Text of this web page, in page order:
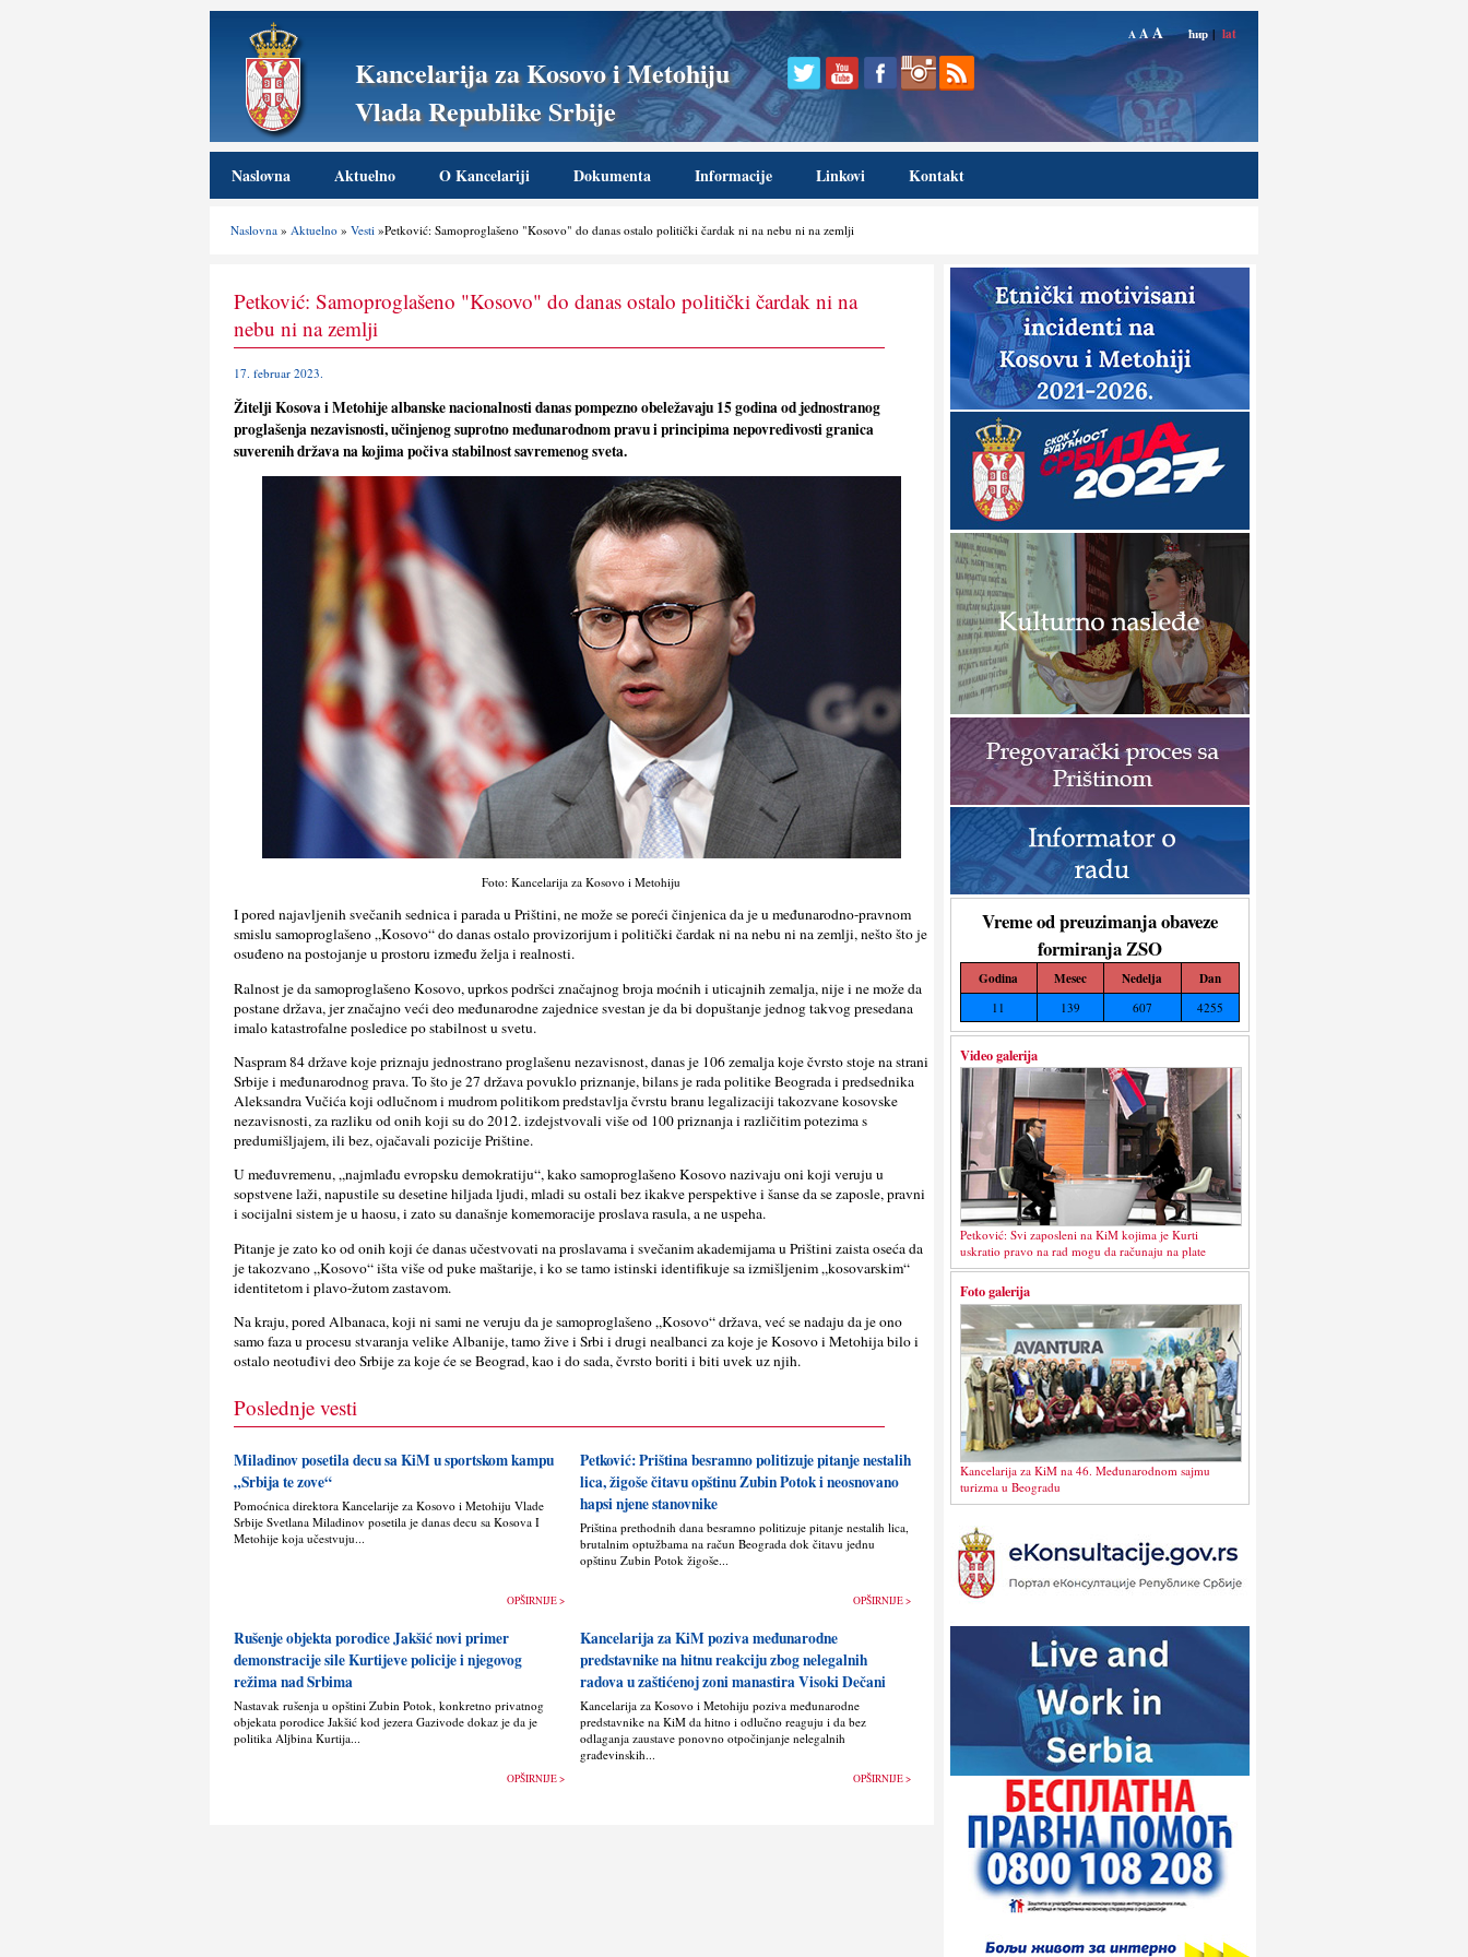
Kancelarija za Kosovo i Metohiju
Vlada Republike Srbije
A AA ћир | lat
Naslovna Aktuelno O Kancelariji Dokumenta Informacije Linkovi Kontakt
Naslovna »Aktuelno »Vesti »Petković: Samoproglašeno "Kosovo" do danas ostalo politički čardak ni na nebu ni na zemlji
Vreme od preuzimanja obaveze
formiranja ZSO
Godina Mesec Nedelja Dan
11 139 607 4255
Video galerija
Petković: Svi zaposleni na KiM kojima je Kurti
uskratio pravo na rad mogu da računaju na plate
Foto galerija
Kancelarija za KiM na 46. Međunarodnom sajmu
turizma u Beogradu
Petković: Samoproglašeno "Kosovo" do danas ostalo politički čardak ni na
nebu ni na zemlji
17. februar 2023.
Žitelji Kosova i Metohije albanske nacionalnosti danas pompezno obeležavaju 15 godina od jednostranog
proglašenja nezavisnosti, učinjenog suprotno međunarodnom pravu i principima nepovredivosti granica
suverenih država na kojima počiva stabilnost savremenog sveta.
Foto: Kancelarija za Kosovo i Metohiju
I pored najavljenih svečanih sednica i parada u Prištini, ne može se poreći činjenica da je u međunarodno-pravnom
smislu samoproglašeno „Kosovo“ do danas ostalo provizorijum i politički čardak ni na nebu ni na zemlji, nešto što je
osuđeno na postojanje u prostoru između želja i realnosti.
Ralnost je da samoproglašeno Kosovo, uprkos podršci značajnog broja moćnih i uticajnih zemalja, nije i ne može da
postane država, jer značajno veći deo međunarodne zajednice svestan je da bi dopuštanje jednog takvog presedana
imalo katastrofalne posledice po stabilnost u svetu.
Naspram 84 države koje priznaju jednostrano proglašenu nezavisnost, danas je 106 zemalja koje čvrsto stoje na strani
Srbije i međunarodnog prava. To što je 27 država povuklo priznanje, bilans je rada politike Beograda i predsednika
Aleksandra Vučića koji odlučnom i mudrom politikom predstavlja čvrstu branu legalizaciji takozvane kosovske
nezavisnosti, za razliku od onih koji su do 2012. izdejstvovali više od 100 priznanja i različitim potezima s
predumišljajem, ili bez, ojačavali pozicije Prištine.
U međuvremenu, „najmlađu evropsku demokratiju“, kako samoproglašeno Kosovo nazivaju oni koji veruju u
sopstvene laži, napustile su desetine hiljada ljudi, mladi su ostali bez ikakve perspektive i šanse da se zaposle, pravni
i socijalni sistem je u haosu, i zato su današnje komemoracije proslava rasula, a ne uspeha.
Pitanje je zato ko od onih koji će danas učestvovati na proslavama i svečanim akademijama u Prištini zaista oseća da
je takozvano „Kosovo“ išta više od puke maštarije, i ko se tamo istinski identifikuje sa izmišljenim „kosovarskim“
identitetom i plavo-žutom zastavom.
Na kraju, pored Albanaca, koji ni sami ne veruju da je samoproglašeno „Kosovo“ država, već se nadaju da je ono
samo faza u procesu stvaranja velike Albanije, tamo žive i Srbi i drugi nealbanci za koje je Kosovo i Metohija bilo i
ostalo neotuđivi deo Srbije za koje će se Beograd, kao i do sada, čvrsto boriti i biti uvek uz njih.
Poslednje vesti
Miladinov posetila decu sa KiM u sportskom kampu
„Srbija te zove“
Pomoćnica direktora Kancelarije za Kosovo i Metohiju Vlade
Srbije Svetlana Miladinov posetila je danas decu sa Kosova I
Metohije koja učestvuju...
OPŠIRNIJE >
Petković: Priština besramno politizuje pitanje nestalih
lica, žigoše čitavu opštinu Zubin Potok i neosnovano
hapsi njene stanovnike
Priština prethodnih dana besramno politizuje pitanje nestalih lica,
brutalnim optužbama na račun Beograda dok čitavu jednu
opštinu Zubin Potok žigoše...
OPŠIRNIJE >
Rušenje objekta porodice Jakšić novi primer
demonstracije sile Kurtijeve policije i njegovog
režima nad Srbima
Nastavak rušenja u opštini Zubin Potok, konkretno privatnog
objekata porodice Jakšić kod jezera Gazivode dokaz je da je
politika Alјbina Kurtija...
OPŠIRNIJE >
Kancelarija za KiM poziva međunarodne
predstavnike na hitnu reakciju zbog nelegalnih
radova u zaštićenoj zoni manastira Visoki Dečani
Kancelarija za Kosovo i Metohiju poziva međunarodne
predstavnike na KiM da hitno i odlučno reaguju i da bez
odlaganja zaustave ponovno otpočinjanje nelegalnih
građevinskih...
OPŠIRNIJE >